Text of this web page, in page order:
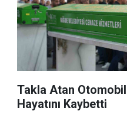
Takla Atan
Hayatını Kaybetti